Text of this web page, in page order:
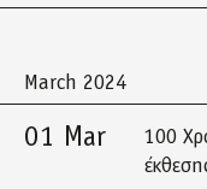
March 2024
01 Mar
100